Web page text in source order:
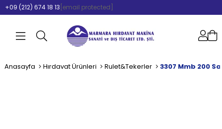
+09 (212) 674 18 13 [email protected]
Anasayfa Hırdavat Ürünleri Rulet&Tekerler 3307 Mmb 200